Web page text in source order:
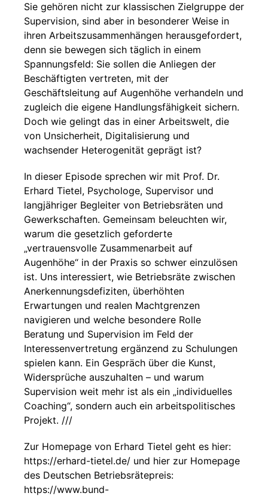
Sie gehören nicht zur klassischen Zielgruppe der
Supervision, sind aber in besonderer Weise in
ihren Arbeitszusammenhängen herausgefordert,
denn sie bewegen sich täglich in einem
Spannungsfeld: Sie sollen die Anliegen der
Beschäftigten vertreten, mit der
Geschäftsleitung auf Augenhöhe verhandeln und
zugleich die eigene Handlungsfähigkeit sichern.
Doch wie gelingt das in einer Arbeitswelt, die
von Unsicherheit, Digitalisierung und
wachsender Heterogenität geprägt ist?
In dieser Episode sprechen wir mit Prof. Dr.
Erhard Tietel, Psychologe, Supervisor und
langjähriger Begleiter von Betriebsräten und
Gewerkschaften. Gemeinsam beleuchten wir,
warum die gesetzlich geforderte
„vertrauensvolle Zusammenarbeit auf
Augenhöhe“ in der Praxis so schwer einzulösen
ist. Uns interessiert, wie Betriebsräte zwischen
Anerkennungsdefiziten, überhöhten
Erwartungen und realen Machtgrenzen
navigieren und welche besondere Rolle
Beratung und Supervision im Feld der
Interessenvertretung ergänzend zu Schulungen
spielen kann. Ein Gespräch über die Kunst,
Widersprüche auszuhalten – und warum
Supervision weit mehr ist als ein „individuelles
Coaching“, sondern auch ein arbeitspolitisches
Projekt. ///
Zur Homepage von Erhard Tietel geht es hier:
https://erhard-tietel.de/ und hier zur Homepage
des Deutschen Betriebsrätepreis:
https://www.bund-